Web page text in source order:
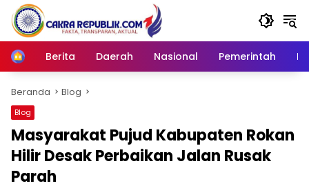
Langsung
konten
Home
Berita Daerah Nasional Pemerintah
Beranda Blog
Blog
Masyarakat Pujud Kabupaten Rokan
Hilir Desak Perbaikan Jalan Rusak
Parah